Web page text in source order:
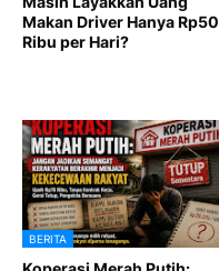
Makan Driver Hanya Rp50
Ribu per Hari?
BERITA